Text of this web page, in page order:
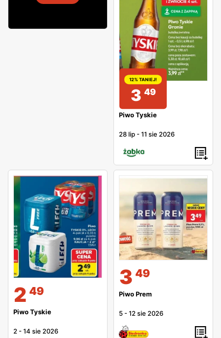
12% TANIEJ!
3 49
Piwo Tyskie
28 lip -11 sie 2026
2 49
Piwo Tyskie
2 -14 sie 2026
3 49
Piwo Prem
5 -12 sie 2026